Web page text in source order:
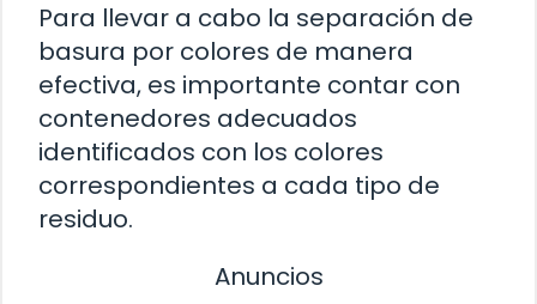
Para llevar a cabo la separación de
basura por colores de manera
efectiva, es importante contar con
contenedores adecuados
identificados con los colores
correspondientes a cada tipo de
residuo.
Anuncios